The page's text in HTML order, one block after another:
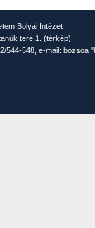
Bolyai Intézet
tere 1. (térkép)
544-548, e-mail: bozsoa